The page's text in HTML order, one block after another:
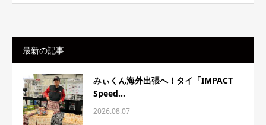
最新の記事
みぃくん海外出張へ！タイ「IMPACT
Speed...
2026.08.07